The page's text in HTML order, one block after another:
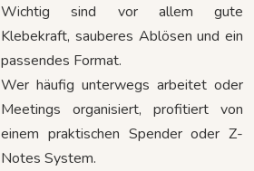
Wichtig sind vor allem gute
Klebekraft, sauberes Ablösen und ein
passendes Format.
Wer häufig unterwegs arbeitet oder
Meetings organisiert, profitiert von
einem praktischen Spender oder Z-
Notes System.